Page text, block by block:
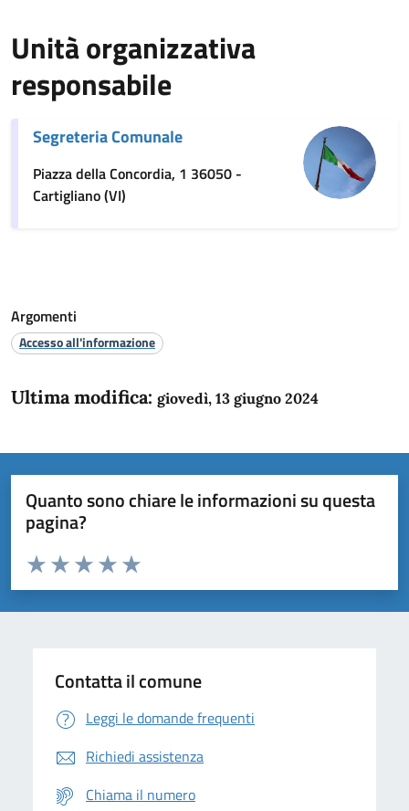
Unità organizzativa
responsabile
Segreteria Comunale
Piazza della Concordia, 1 36050 -
Cartigliano (VI)
Argomenti
Accesso all'informazione
Ultima modifica: giovedì, 13 giugno 2024
Quanto sono chiare le informazioni su questa
pagina?
Domanda
Valuta da 1 a 5 stelle la pagina
Valuta 5 stelle su 5
Valuta 4 stelle su 5
Valuta 3 stelle su 5
Valuta 2 stelle su 5
Valuta 1 stelle su 5
Contatta il comune
Leggi le domande frequenti
Richiedi assistenza
Chiama il numero